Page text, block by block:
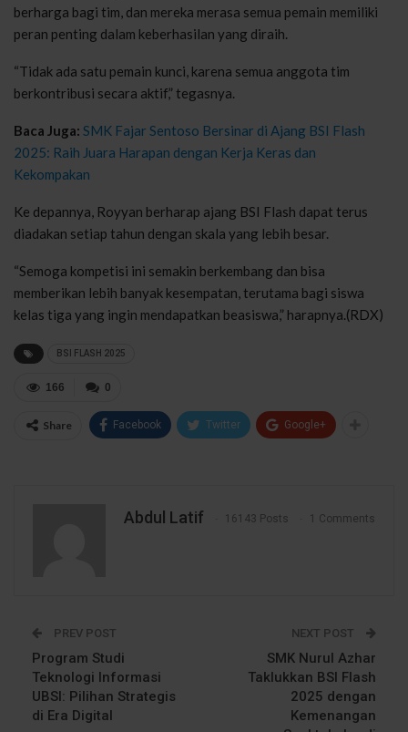
berharga bagi tim, dan mereka merasa semua pemain memiliki
peran penting dalam keberhasilan yang diraih.
“Tidak ada satu pemain kunci, karena semua anggota tim
berkontribusi secara aktif,” tegasnya.
Baca Juga: SMK Fajar Sentoso Bersinar di Ajang BSI Flash
2025: Raih Juara Harapan dengan Kerja Keras dan
Kekompakan
Ke depannya, Royyan berharap ajang BSI Flash dapat terus
diadakan setiap tahun dengan skala yang lebih besar.
“Semoga kompetisi ini semakin berkembang dan bisa
memberikan lebih banyak kesempatan, terutama bagi siswa
kelas tiga yang ingin mendapatkan beasiswa,” harapnya.(RDX)
BSI FLASH 2025
0
166
Share Facebook Twitter Google+
Abdul Latif 16143 Posts 1 Comments
PREV POST
Program Studi
Teknologi Informasi
UBSI: Pilihan Strategis
di Era Digital
NEXT POST
SMK Nurul Azhar
Taklukkan BSI Flash
2025 dengan
Kemenangan